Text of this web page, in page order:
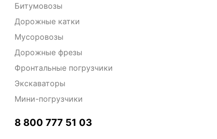
‎8 800 777 51 03
Битумовозы
Дорожные катки
Мусоровозы
Дорожные фрезы
Фронтальные погрузчики
Экскаваторы
Мини-погрузчики